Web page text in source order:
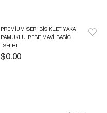
PREMIUM SERI BISIKLET YAKA
PAMUKLU BEBE MAVI BASIC
TSHIRT
$0.00